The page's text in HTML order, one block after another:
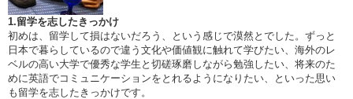
1.留学を志したきっかけ
初めは、留学して損はないだろう、という感じで漠然とでした。ずっと
日本で暮らしているので違う文化や価値観に触れて学びたい、海外のレ
ベルの高い大学で優秀な学生と切磋琢磨しながら勉強したい、将来のた
めに英語でコミュニケーションをとれるようになりたい、といった思い
も留学を志したきっかけです。